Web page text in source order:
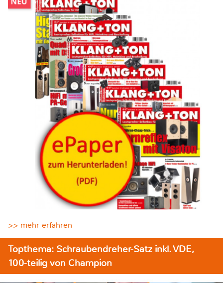
>> mehr erfahren
Topthema: Schraubendreher-Satz inkl. VDE,
100-teilig von Champion